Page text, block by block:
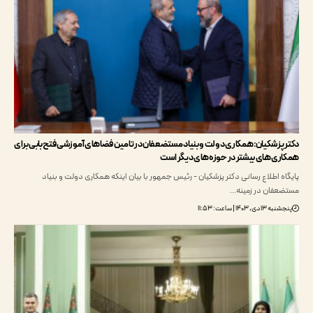
همکاری دولت و بنیاد مستضعفان در تامین فضاهای آموزشی فتح بابی برای
بیشتر در حوزه‌های دیگر است
اطلاع رسانی دکتر پزشکیان - رئیس جمهور با بیان اینکه همکاری دولت و بنیاد
در زمینه…
۱۴۰۳ | ساعت: ۱۱:۵۳